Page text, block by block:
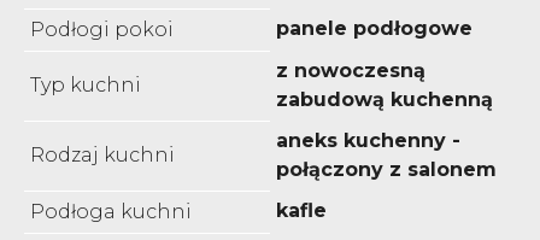
Podłogi pokoi panele podłogowe
Typ kuchni
z nowoczesną
zabudową kuchenną
Rodzaj kuchni
aneks kuchenny -
połączony z salonem
Podłoga kuchni
kafle